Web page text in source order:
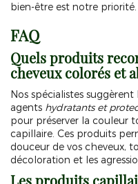
bien-être est notre priorité.
FAQ
Quels produits
cheveux colorés et
Nos spécialistes
agents hydratants et
pour préserver la couleur
capillaire. Ces produits
douceur de vos cheveux,
décoloration et les
Les produits